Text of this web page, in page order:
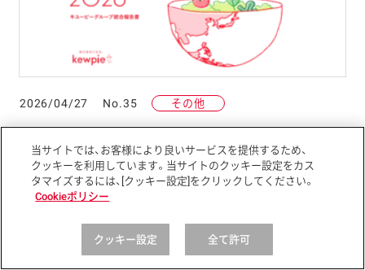
2026/04/27 No.35 その他
当サイトでは、お客様により良いサービスを提供するため、
クッキーを利用しています。当サイトのクッキー設定をカス
タマイズするには、[クッキー設定]をクリックしてください。
Cookieポリシー
クッキー設定 全て許可